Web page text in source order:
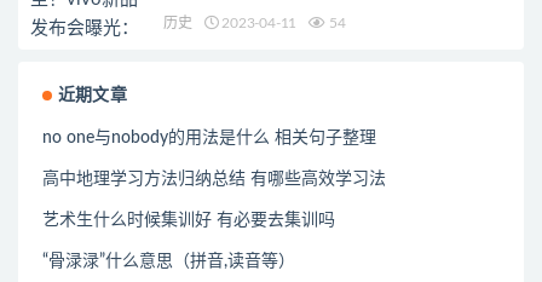
历史 2023-04-11 54
近期文章
no one与nobody的用法是什么 相关句子整理
高中地理学习方法归纳总结 有哪些高效学习法
艺术生什么时候集训好 有必要去集训吗
“骨渌渌”什么意思（拼音,读音等）